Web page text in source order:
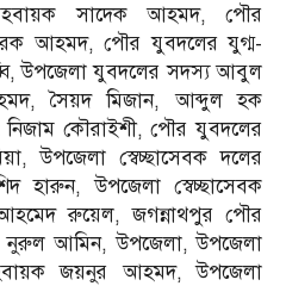
সাদেক আহমদ, পৌর
আহমদ, পৌর যুবদলের যুগ্ম-
উপজেলা যুবদলের সদস্য আবুল
সৈয়দ মিজান, আব্দুল হক
নিজাম কৌরাইশী, পৌর যুবদলের
উপজেলা স্বেচ্ছাসেবক দলের
হারুন, উপজেলা স্বেচ্ছাসেবক
রুয়েল, জগন্নাথপুর পৌর
নুরুল আমিন, উপজেলা, উপজেলা
জয়নুর আহমদ, উপজেলা